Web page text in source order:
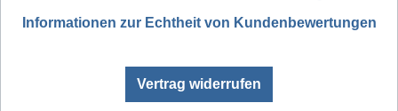
Informationen zur Echtheit von Kundenbewertungen
Vertrag widerrufen